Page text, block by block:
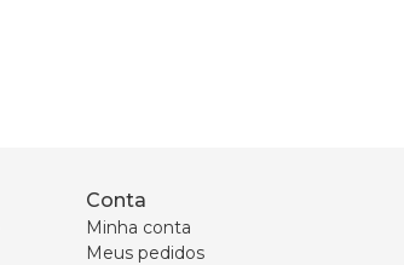
Conta
Minha conta
Meus pedidos